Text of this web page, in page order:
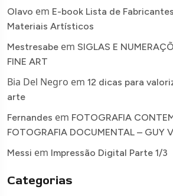
Olavo em E-book Lista de
Materiais Artísticos
Mestresabe em SIGLAS E
FINE ART
Bia Del Negro em 12 dicas para
arte
Fernandes em FOTOGRAFIA
FOTOGRAFIA DOCUMENTAL – GUY
Messi em Impressão Digital Parte 1/3
Categorias